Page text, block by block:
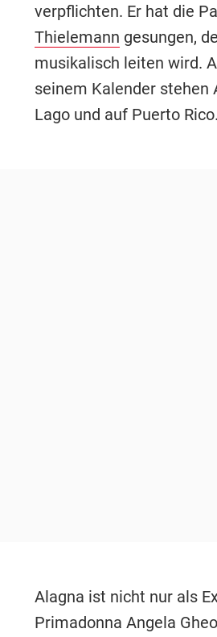
verpflichten. Er hat die
Thielemann gesungen,
musikalisch leiten wird.
seinem Kalender
Lago und auf Puerto Rico.
Alagna ist nicht nur als
Primadonna Angela